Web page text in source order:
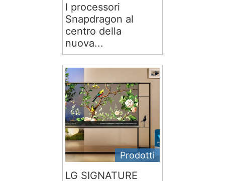
I processori
Snapdragon al
centro della
nuova...
Prodotti
LG SIGNATURE